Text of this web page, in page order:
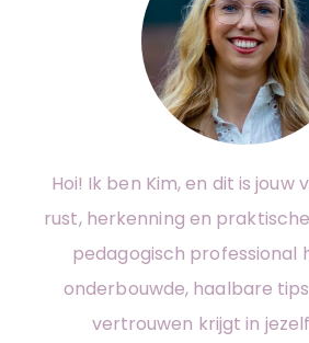
Hoi! Ik ben Kim, en dit is jouw
rust, herkenning en
pedagogisch professional
onderbouwde, haalbare
vertrouwen krijgt in